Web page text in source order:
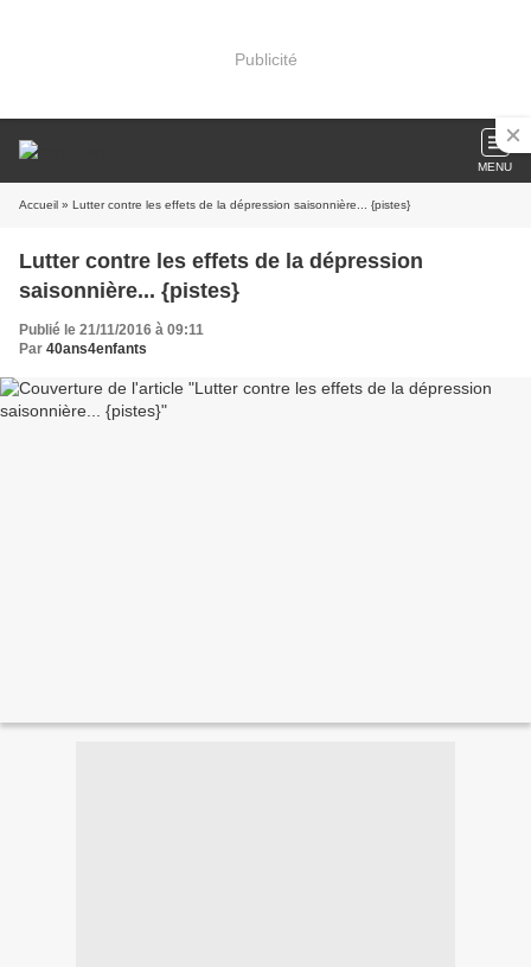
Publicité
MENU
Accueil » Lutter contre les effets de la dépression saisonnière... {pistes}
Lutter contre les effets de la dépression
saisonnière... {pistes}
Publié le 21/11/2016 à 09:11
Par 40ans4enfants